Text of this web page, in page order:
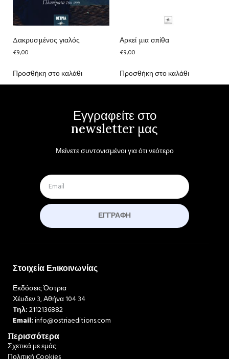
Δακρυσμένος γιαλός
€9,00
Προσθήκη στο καλάθι
Αρκεί μια σπίθα
€9,00
Προσθήκη στο καλάθι
Εγγραφείτε στο
newsletter μας
Μείνετε συντονισμένοι για ότι νεότερο
ΕΓΓΡΑΦΉ
Στοιχεία Επικοινωνίας
Εκδόσεις Όστρια
Χέυδεν 3, Αθήνα 104 34
Τηλ:2112136882
Email:info@ostriaeditions.com
Περισσότερα
Σχετικά με εμάς